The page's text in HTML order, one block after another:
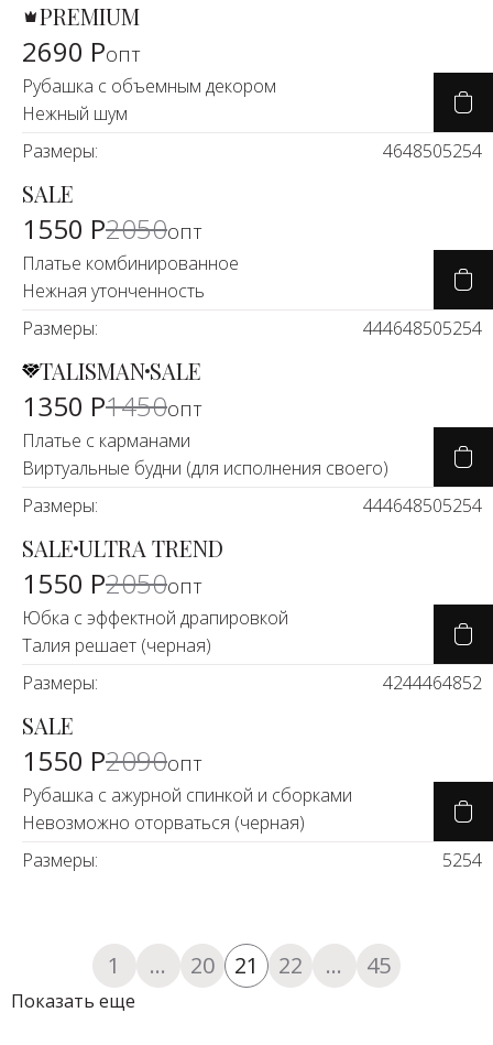
PREMIUM
2690 Ропт
Рубашка с объемным декором
Нежный шум
Размеры:
4648505254
-25%
SALE
1550 Р2050опт
Платье комбинированное
Нежная утонченность
Размеры:
444648505254
-8%
TALISMANSALE
1350 Р1450опт
Платье с карманами
Виртуальные будни (для исполнения своего)
Размеры:
444648505254
-25%
SALEULTRA TREND
1550 Р2050опт
Юбка с эффектной драпировкой
Талия решает (черная)
Размеры:
4244464852
-25%
SALE
1550 Р2090опт
Рубашка с ажурной спинкой и сборками
Невозможно оторваться (черная)
Размеры:
5254
1 ... 20 21 22 ... 45
Показать еще